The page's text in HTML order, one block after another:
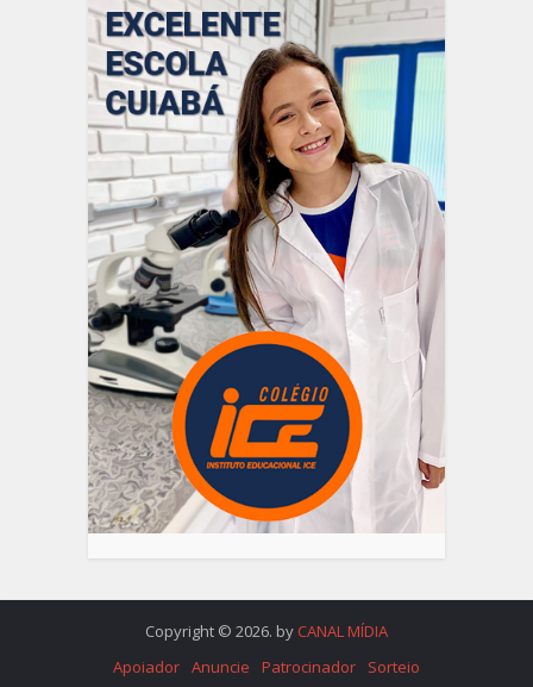
Copyright © 2026. by CANAL MÍDIA
Apoiador Anuncie Patrocinador Sorteio